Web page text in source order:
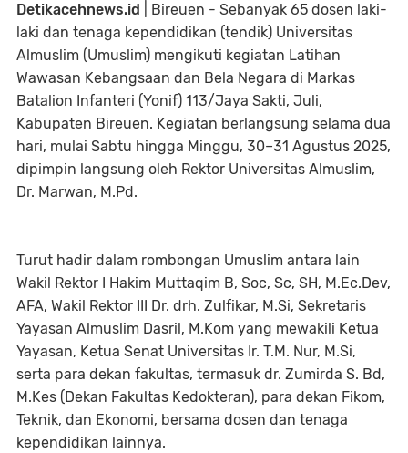
Detikacehnews.id
| Bireuen - Sebanyak 65 dosen laki-
laki dan tenaga kependidikan (tendik) Universitas
Almuslim (Umuslim) mengikuti kegiatan Latihan
Wawasan Kebangsaan dan Bela Negara di Markas
Batalion Infanteri (Yonif) 113/Jaya Sakti, Juli,
Kabupaten Bireuen. Kegiatan berlangsung selama dua
hari, mulai Sabtu hingga Minggu, 30–31 Agustus 2025,
dipimpin langsung oleh Rektor Universitas Almuslim,
Dr. Marwan, M.Pd.
Turut hadir dalam rombongan Umuslim antara lain
Wakil Rektor I Hakim Muttaqim B, Soc, Sc, SH, M.Ec.Dev,
AFA, Wakil Rektor III Dr. drh. Zulfikar, M.Si, Sekretaris
Yayasan Almuslim Dasril, M.Kom yang mewakili Ketua
Yayasan, Ketua Senat Universitas Ir. T.M. Nur, M.Si,
serta para dekan fakultas, termasuk dr. Zumirda S. Bd,
M.Kes (Dekan Fakultas Kedokteran), para dekan Fikom,
Teknik, dan Ekonomi, bersama dosen dan tenaga
kependidikan lainnya.